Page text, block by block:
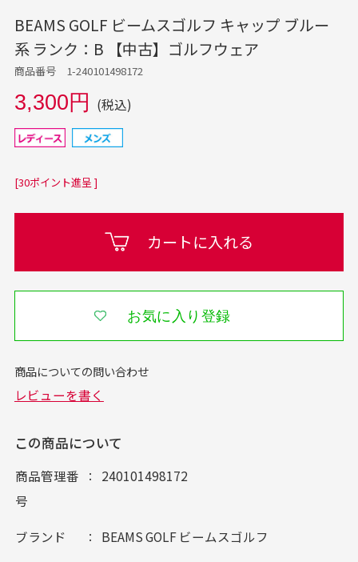
BEAMS GOLF ビームスゴルフ キャップ ブルー
系 ランク：B 【中古】ゴルフウェア
商品番号 1-240101498172
3,300円 (税込)
[30ポイント進呈 ]
カートに入れる
お気に入り登録
この商品について
商品管理番
号
240101498172
ブランド BEAMS GOLF ビームスゴルフ